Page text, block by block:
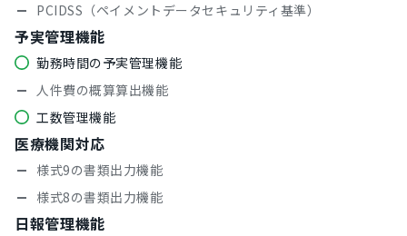
PCIDSS（ペイメントデータセキュリティ基準）
予実管理機能
勤務時間の予実管理機能
人件費の概算算出機能
工数管理機能
医療機関対応
様式9の書類出力機能
様式8の書類出力機能
日報管理機能